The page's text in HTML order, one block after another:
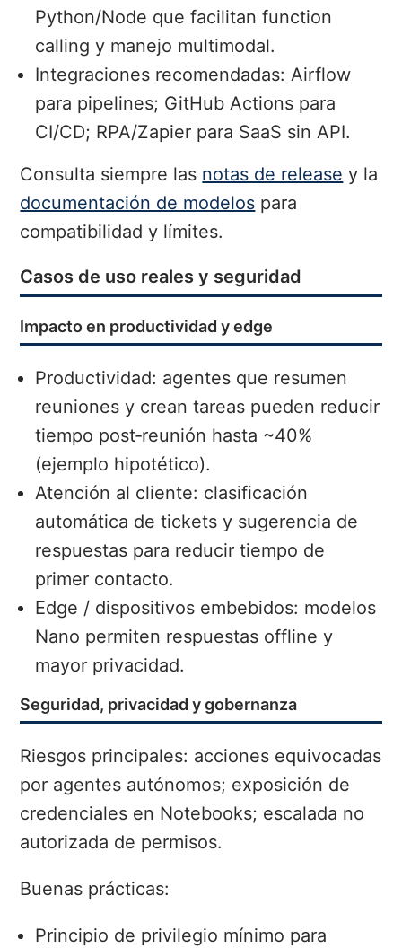
Python/Node que facilitan function
calling y manejo multimodal.
Integraciones recomendadas: Airflow
para pipelines; GitHub Actions para
CI/CD; RPA/Zapier para SaaS sin API.
Consulta siempre las notas de release y la
documentación de modelos para
compatibilidad y límites.
Casos de uso reales y seguridad
Impacto en productividad y edge
Productividad: agentes que resumen
reuniones y crean tareas pueden reducir
tiempo post‑reunión hasta ~40%
(ejemplo hipotético).
Atención al cliente: clasificación
automática de tickets y sugerencia de
respuestas para reducir tiempo de
primer contacto.
Edge / dispositivos embebidos: modelos
Nano permiten respuestas offline y
mayor privacidad.
Seguridad, privacidad y gobernanza
Riesgos principales: acciones equivocadas
por agentes autónomos; exposición de
credenciales en Notebooks; escalada no
autorizada de permisos.
Buenas prácticas:
Principio de privilegio mínimo para